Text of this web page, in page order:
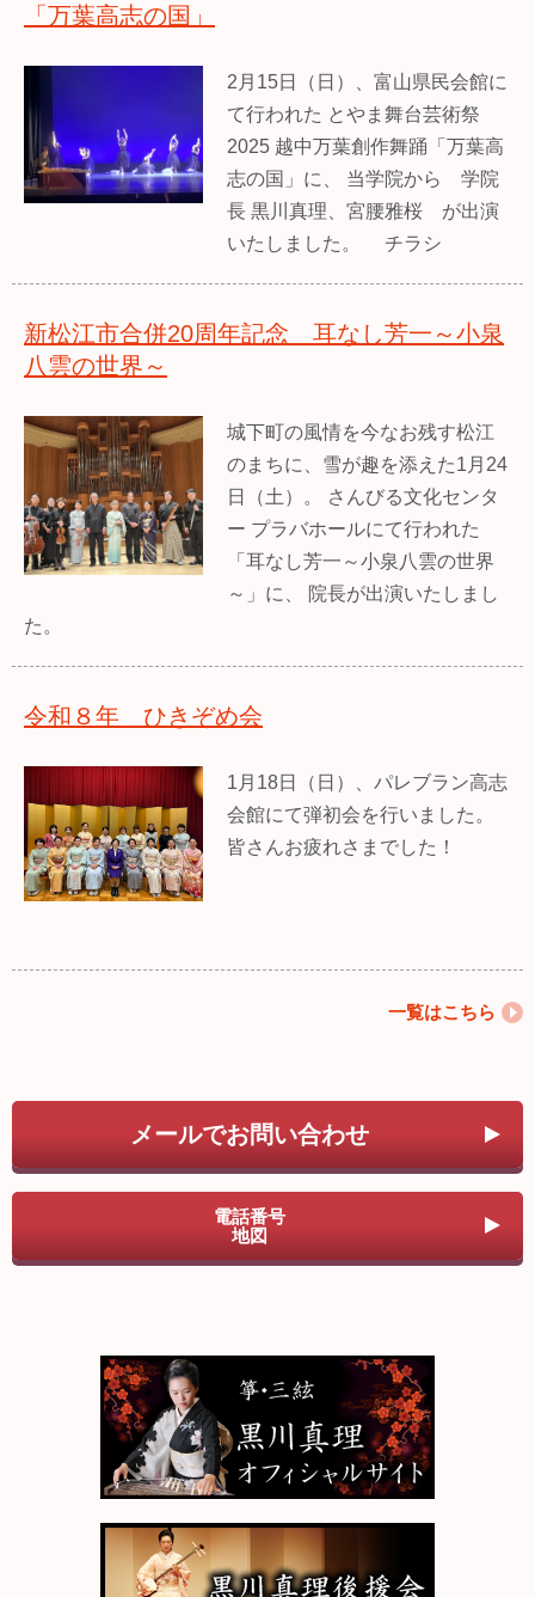
「万葉高志の国」
2月15日（日）、富山県民会館に
て行われた とやま舞台芸術祭
2025 越中万葉創作舞踊「万葉高
志の国」に、 当学院から 学院
長 黒川真理、宮腰雅桜 が出演
いたしました。 チラシ
新松江市合併20周年記念 耳なし芳一～小泉
八雲の世界～
城下町の風情を今なお残す松江
のまちに、雪が趣を添えた1月24
日（土）。 さんびる文化センタ
ー プラバホールにて行われた
「耳なし芳一～小泉八雲の世界
～」に、 院長が出演いたしまし
た。
令和８年 ひきぞめ会
1月18日（日）、パレブラン高志
会館にて弾初会を行いました。
皆さんお疲れさまでした！
一覧はこちら
メールでお問い合わせ
電話番号
地図